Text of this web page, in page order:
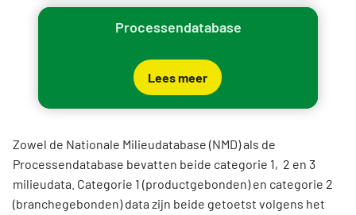
Processendatabase
Lees meer
Zowel de Nationale Milieudatabase (NMD) als de
Processendatabase bevatten beide categorie 1, 2 en 3
milieudata. Categorie 1 (productgebonden) en categorie 2
(branchegebonden) data zijn beide getoetst volgens het